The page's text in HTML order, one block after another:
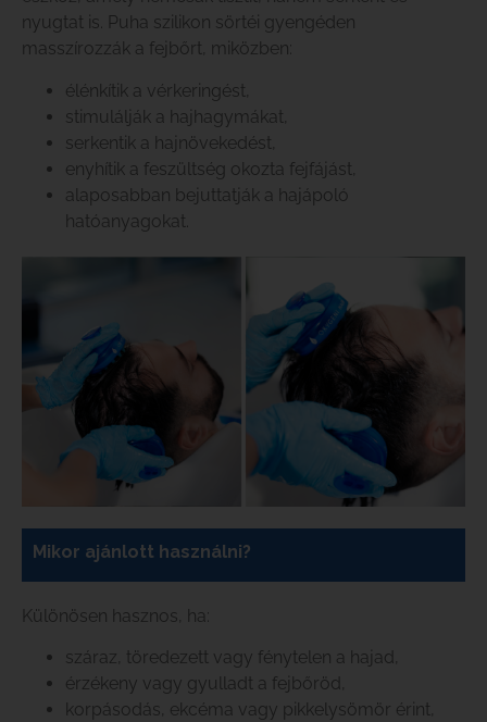
nyugtat is. Puha szilikon sörtéi gyengéden
masszírozzák a fejbőrt, miközben:
élénkítik a vérkeringést,
stimulálják a hajhagymákat,
serkentik a hajnövekedést,
enyhítik a feszültség okozta fejfájást,
alaposabban bejuttatják a hajápoló
hatóanyagokat.
Mikor ajánlott használni?
Különösen hasznos, ha:
száraz, töredezett vagy fénytelen a hajad,
érzékeny vagy gyulladt a fejbőröd,
korpásodás, ekcéma vagy pikkelysömör érint,